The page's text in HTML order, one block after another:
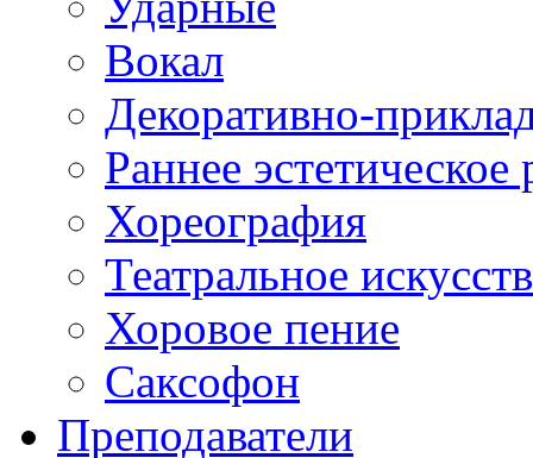
Вокал
Декоративно-
Раннее эстетическое
Хореография
Театральное
Хоровое пение
Саксофон
Преподаватели